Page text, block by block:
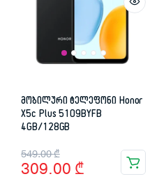
მობილური ტელეფონი Honor
X5c Plus 5109BYFB
4GB/128GB
549.00₾
Original
price
309.00 ₾
Current
price